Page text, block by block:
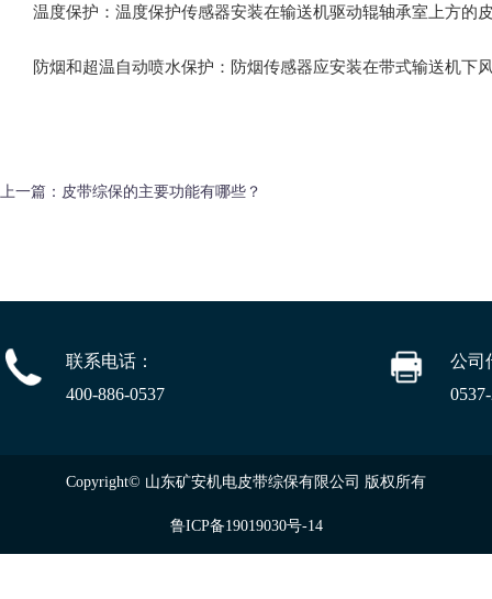
温度保护：温度保护传感器安装在输送机驱动辊轴承室上方的
防烟和超温自动喷水保护：防烟传感器应安装在带式输送机下
上一篇： 皮带综保的主要功能有哪些？
联系电话：
400-886-0537
公司
Copyright© 山东矿安机电皮带综保有限公司 版权所有
鲁ICP备19019030号-14